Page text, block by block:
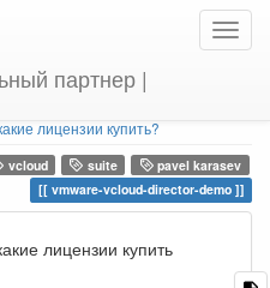
партнер |
лицензии купить?
vcloud suite
pavel karasev
vmware-vcloud-director-demo
лицензии купить